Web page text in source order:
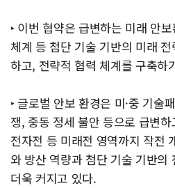
‣ 이번 협약은 급변하는 미래 안
체계 등 첨단 기술 기반의 미래
하고, 전략적 협력 체계를 구축하
‣ 글로벌 안보 환경은 미·중 기술
쟁, 중동 정세 불안 등으로 급변하
전자전 등 미래전 영역까지 작전
와 방산 역량과 첨단 기술 기반의
더욱 커지고 있다.